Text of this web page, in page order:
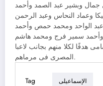
جمال وبشير عبد الصمد وأحمد
وعماد النحاس وعبد الرحمن
الواحد ومحمد حمص وأحمد
سمير فرج ومحمد هاشم
هدفًا لكلا منهم بجانب لاعبا
المصرى فى مرماهم.
Tag الإسماعيلى